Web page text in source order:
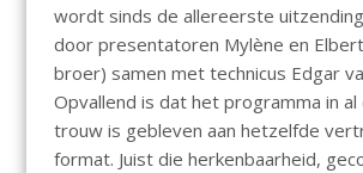
wordt sinds de allereerste
door presentatoren Mylène en
broer) samen met technicus Edgar
Opvallend is dat het programma in al
trouw is gebleven aan hetzelfde
format. Juist die herkenbaarheid,